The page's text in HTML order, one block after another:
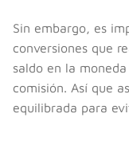
Sin embargo, es
conversiones que
saldo en la
comisión. Así que
equilibrada para